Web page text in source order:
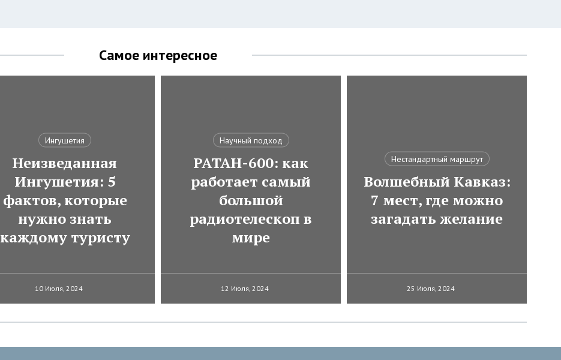
Самое интересное
Ингушетия
Неизведанная
Ингушетия: 5
фактов, которые
нужно знать
каждому туристу
10 Июля, 2024
Научный подход
РАТАН-600: как
работает самый
большой
радиотелескоп в
мире
12 Июля, 2024
Нестандартный маршрут
Волшебный Кавказ:
7 мест, где можно
загадать желание
25 Июля, 2024